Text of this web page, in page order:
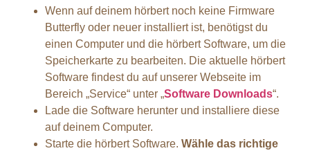
Wenn auf deinem hörbert noch keine Firmware
Butterfly oder neuer installiert ist, benötigst du
einen Computer und die hörbert Software, um die
Speicherkarte zu bearbeiten. Die aktuelle hörbert
Software findest du auf unserer Webseite im
Bereich „Service“ unter „Software Downloads“.
Lade die Software herunter und installiere diese
auf deinem Computer.
Starte die hörbert Software. Wähle das richtige